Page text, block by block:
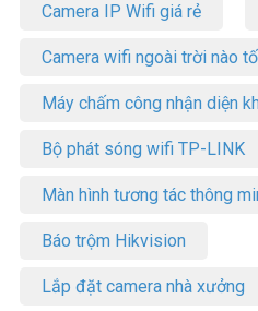
Camera IP Wifi giá rẻ
Camera wifi ngoài trời nào
Máy chấm công nhận diện
Bộ phát sóng wifi TP-LINK
Màn hình tương tác thông
Báo trộm Hikvision
Lắp đặt camera nhà xưởng